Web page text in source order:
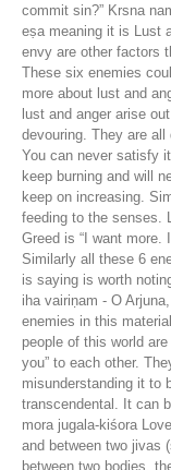
commit sin?” Krsna
eṣa meaning it is Lust
envy are other factors
These six enemies
more about lust and
lust and anger arise
devouring. They are all
You can never satisfy
keep burning and will
keep on increasing.
feeding to the senses.
Greed is “I want more.
Similarly all these 6
is saying is worth
iha vairiṇam - O
enemies in this
people of this world
you” to each other.
misunderstanding it to
transcendental. It can
mora jugala-kiśora
and between two jivas
between two bodies,